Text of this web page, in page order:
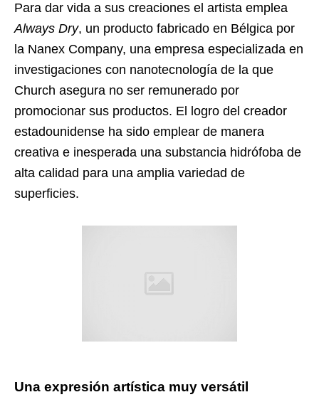
Para dar vida a sus creaciones el artista emplea
Always Dry, un producto fabricado en Bélgica por
la Nanex Company, una empresa especializada en
investigaciones con nanotecnología de la que
Church asegura no ser remunerado por
promocionar sus productos. El logro del creador
estadounidense ha sido emplear de manera
creativa e inesperada una substancia hidrófoba de
alta calidad para una amplia variedad de
superficies.
Una expresión artística muy versátil